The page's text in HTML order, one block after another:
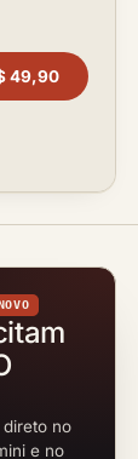
49,90
no
e no